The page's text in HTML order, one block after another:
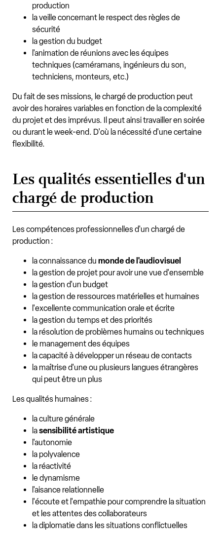
production
la veille concernant le respect des règles de
sécurité
la gestion du budget
l'animation de réunions avec les équipes
techniques (caméramans, ingénieurs du son,
techniciens, monteurs, etc.)
Du fait de ses missions, le chargé de production peut
avoir des horaires variables en fonction de la complexité
du projet et des imprévus. Il peut ainsi travailler en soirée
ou durant le week-end. D'où la nécessité d'une certaine
flexibilité.
Les qualités essentielles d'un
chargé de production
Les compétences professionnelles d'un chargé de
production :
la connaissance du monde de l'audiovisuel
la gestion de projet pour avoir une vue d'ensemble
la gestion d'un budget
la gestion de ressources matérielles et humaines
l'excellente communication orale et écrite
la gestion du temps et des priorités
la résolution de problèmes humains ou techniques
le management des équipes
la capacité à développer un réseau de contacts
la maîtrise d'une ou plusieurs langues étrangères
qui peut être un plus
Les qualités humaines :
la culture générale
lasensibilité artistique
l'autonomie
la polyvalence
la réactivité
le dynamisme
l'aisance relationnelle
l'écoute et l'empathie pour comprendre la situation
et les attentes des collaborateurs
la diplomatie dans les situations conflictuelles